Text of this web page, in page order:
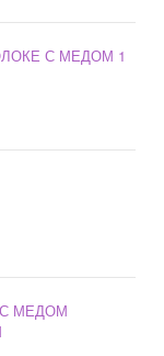
С МЕДОМ 1
МЕДОМ